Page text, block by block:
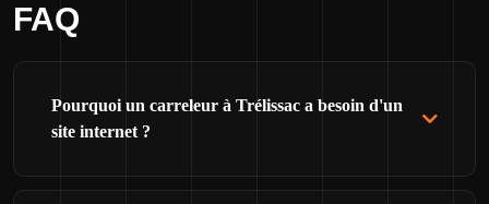
FAQ
Pourquoi un carreleur à Trélissac a besoin d'un
site internet ?